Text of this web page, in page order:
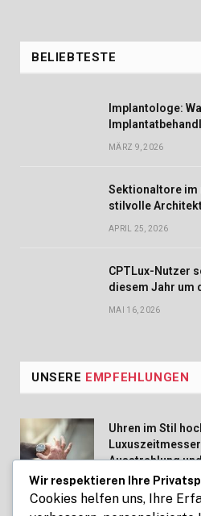
BELIEBTESTE
Implantologe:
MÄRZ 9, 2026
Sektionaltore im
stilvolle
APRIL 25, 2026
CPTLux-Nutzer
diesem Jahr um
MAI 16, 2026
UNSERE EMPFEHLUNGEN
Uhren im Stil
Ausstrahlung
AUGUST 10, 2026
Wir respektieren Ihre
Cookies helfen uns, Ihre